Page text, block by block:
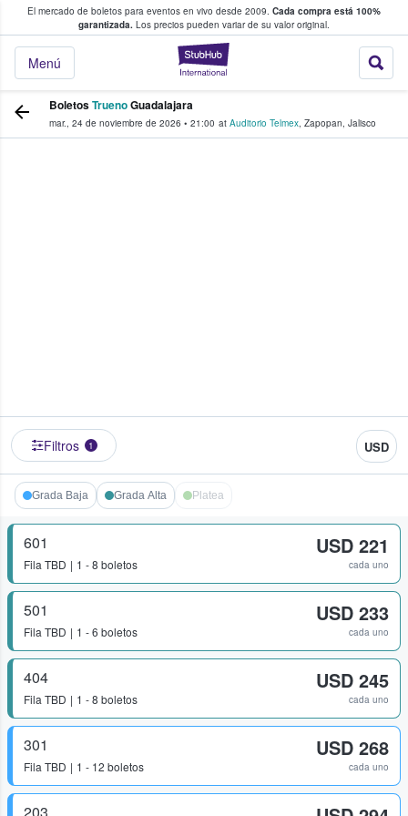
El mercado de boletos para eventos en vivo desde 2009. Cada compra está 100%
garantizada. Los precios pueden variar de su valor original.
StubHub: donde
Menú
fans compran y venden boletos
BoletosTruenoGuadalajara
mar., 24 de noviembre de 2026 • 21:00 at Auditorio Telmex, Zapopan, Jalisco
Filtros 1 USD
Grada Baja Grada Alta Platea
601
Fila TBD 1 - 8 boletos
USD 221
cada uno
501
Fila TBD 1 - 6 boletos
USD 233
cada uno
404
Fila TBD 1 - 8 boletos
USD 245
cada uno
301
Fila TBD 1 - 12 boletos
USD 268
cada uno